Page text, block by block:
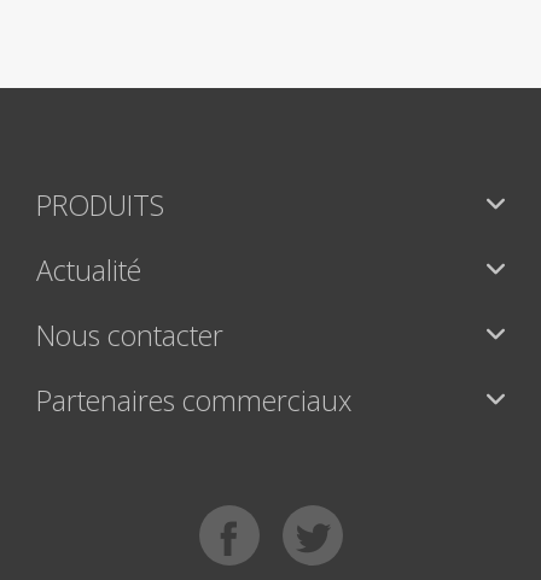
PRODUITS
Actualité
Nous contacter
Partenaires commerciaux